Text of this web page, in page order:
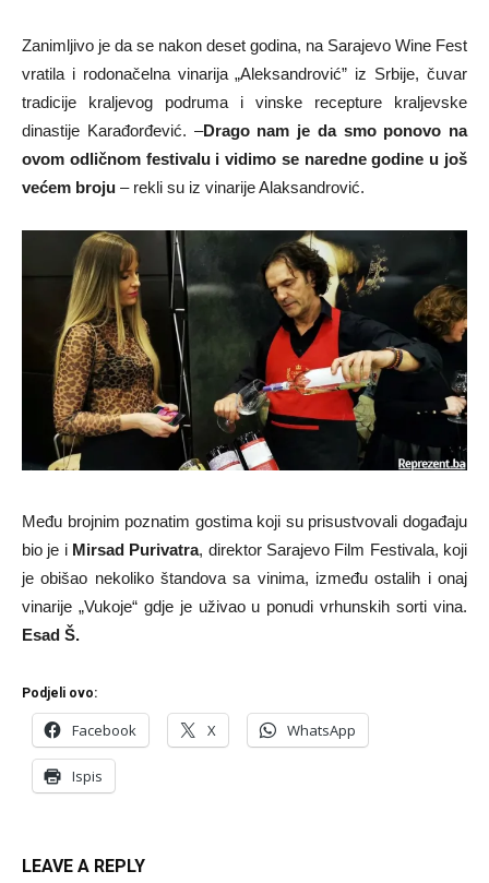
Zanimljivo je da se nakon deset godina, na Sarajevo Wine Fest
vratila i rodonačelna vinarija „Aleksandrović” iz Srbije, čuvar
tradicije kraljevog podruma i vinske recepture kraljevske
dinastije Karađorđević. –Drago nam je da smo ponovo na
ovom odličnom festivalu i vidimo se naredne godine u još
većem broju – rekli su iz vinarije Alaksandrović.
Među brojnim poznatim gostima koji su prisustvovali događaju
bio je i Mirsad Purivatra, direktor Sarajevo Film Festivala, koji
je obišao nekoliko štandova sa vinima, između ostalih i onaj
vinarije „Vukoje“ gdje je uživao u ponudi vrhunskih sorti vina.
Esad Š.
Podjeli ovo:
Facebook X WhatsApp
Ispis
LEAVE A REPLY